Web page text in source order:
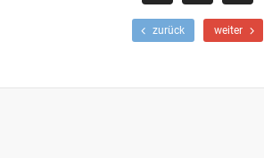
teilen E-
zurück
r
weiter
N
ä